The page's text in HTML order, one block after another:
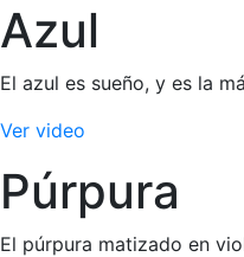
Azul
El azul es sueño, y es la
Ver video
Púrpura
El púrpura matizado en